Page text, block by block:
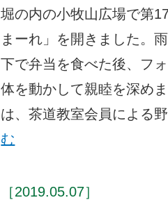
堀の内の小牧山広場で第
まーれ」を開きました。
下で弁当を食べた後、フ
体を動かして親睦を深め
は、茶道教室会員による
む
［2019.05.07］